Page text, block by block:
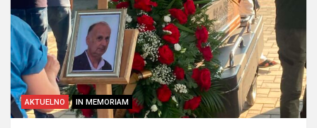
AKTUELNO IN MEMORIAM